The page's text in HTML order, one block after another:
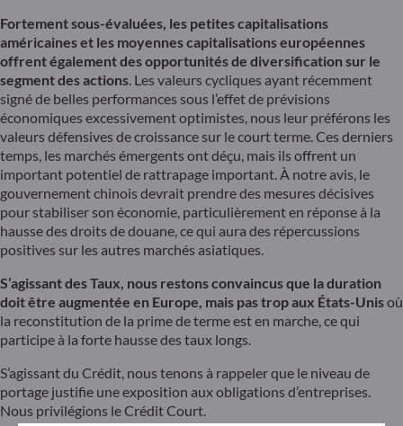
Fortement sous-évaluées, les petites capitalisations
américaines et les moyennes capitalisations européennes
offrent également des opportunités de diversification sur le
segment des actions. Les valeurs cycliques ayant récemment
signé de belles performances sous l’effet de prévisions
économiques excessivement optimistes, nous leur préférons les
valeurs défensives de croissance sur le court terme. Ces derniers
temps, les marchés émergents ont déçu, mais ils offrent un
important potentiel de rattrapage important. À notre avis, le
gouvernement chinois devrait prendre des mesures décisives
pour stabiliser son économie, particulièrement en réponse à la
hausse des droits de douane, ce qui aura des répercussions
positives sur les autres marchés asiatiques.
S’agissant des Taux, nous restons convaincus que laduration
doit être augmentée en Europe, mais pas trop aux États-Unisoù
la reconstitution de la prime de terme est en marche, ce qui
participe à la forte hausse des taux longs.
S’agissant du Crédit, nous tenons à rappeler que le niveau de
portage justifie une exposition aux obligations d’entreprises.
Nous privilégions le Crédit Court.